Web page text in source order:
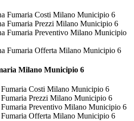
Fumaria Costi Milano Municipio 6
Fumaria Prezzi Milano Municipio 6
Fumaria Preventivo Milano Municipio
Fumaria Offerta Milano Municipio 6
Milano Municipio 6
Fumaria Costi Milano Municipio 6
Fumaria Prezzi Milano Municipio 6
Fumaria Preventivo Milano Municipio 6
Fumaria Offerta Milano Municipio 6